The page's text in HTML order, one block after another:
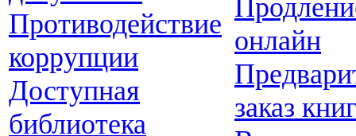
Противодействие
коррупции
Доступная
библиотека
онлайн
заказ